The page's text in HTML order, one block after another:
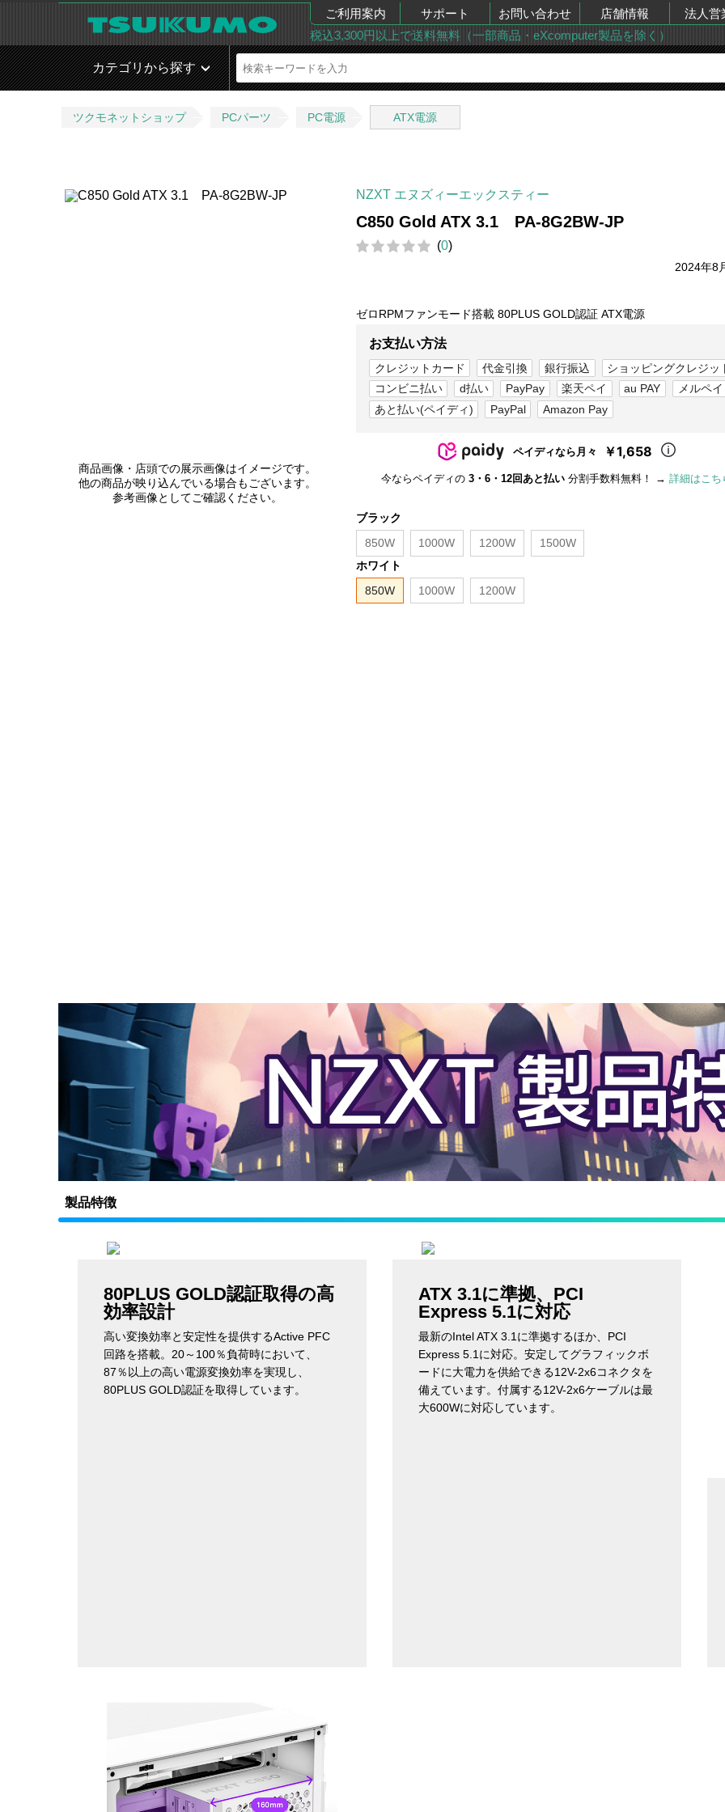
ご利用案内 サポート お問い合わせ 店舗情報
法人営
税込3,300円以上で送料無料（一部商品・eXcomputer製品を除く）
カテゴリから探す
ツクモネットショップ PCパーツ PC電源 ATX電源
商品画像・店頭での展示画像はイメージです。
他の商品が映り込んでいる場合もございます。
参考画像としてご確認ください。
NZXT エヌズィーエックスティー
C850 Gold ATX 3.1 PA-8G2BW-JP
(0)
2024年8
ゼロRPMファンモード搭載 80PLUS GOLD認証 ATX電源
お支払い方法
クレジットカード 代金引換 銀行振込
ショッピングクレジッ
コンビニ払い
d払い PayPay 楽天ペイ au PAY
メルペイ
あと払い(ペイディ)
PayPal Amazon Pay
ペイディなら月々 ￥1,658
今ならペイディの 3・6・12回あと払い 分割手数料無料！ → 詳細はこち
ブラック
850W
1000W 1200W
1500W
ホワイト
850W
1000W 1200W
製品特徴
80PLUS GOLD認証取得の高
効率設計
高い変換効率と安定性を提供するActive PFC
回路を搭載。20～100％負荷時において、
87％以上の高い電源変換効率を実現し、
80PLUS GOLD認証を取得しています。
ATX 3.1に準拠、PCI
Express 5.1に対応
最新のIntel ATX 3.1に準拠するほか、PCI
Express 5.1に対応。安定してグラフィックボ
ードに大電力を供給できる12V-2x6コネクタを
備えています。付属する12V-2x6ケーブルは最
大600Wに対応しています。